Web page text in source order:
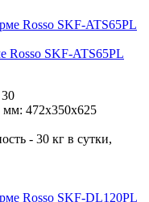
Rosso SKF-ATS65PL
30
мм: 472х350х625
- 30 кг в сутки,